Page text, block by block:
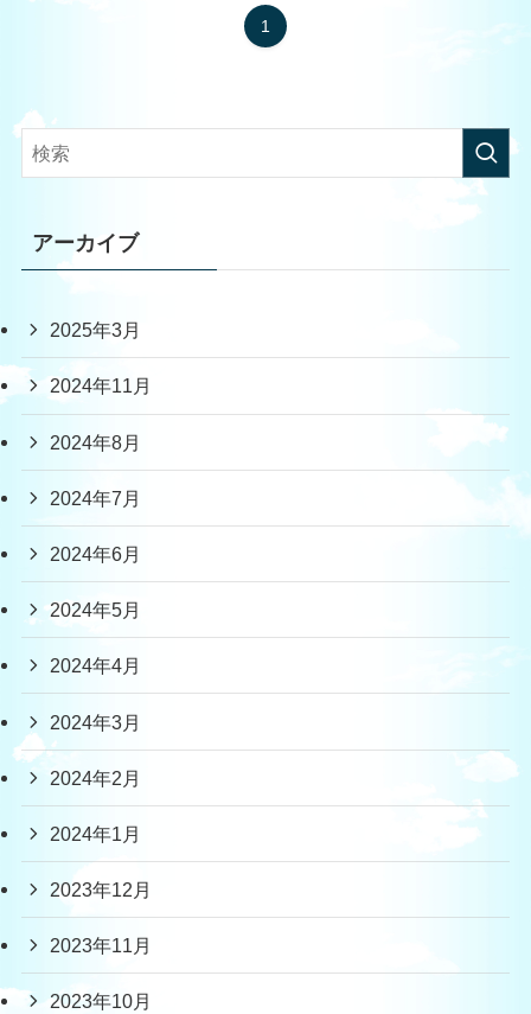
1
アーカイブ
2025年3月
2024年11月
2024年8月
2024年7月
2024年6月
2024年5月
2024年4月
2024年3月
2024年2月
2024年1月
2023年12月
2023年11月
2023年10月